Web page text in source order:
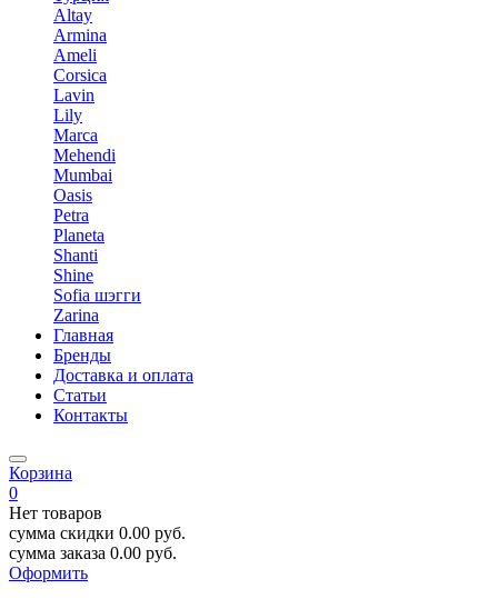
Altay
Armina
Ameli
Corsica
Lavin
Lily
Marca
Mehendi
Mumbai
Oasis
Petra
Planeta
Shanti
Shine
Sofia шэгги
Zarina
Главная
Бренды
Доставка и оплата
Статьи
Контакты
Корзина
0
Нет товаров
сумма скидки 0.00 руб.
сумма заказа 0.00 руб.
Оформить